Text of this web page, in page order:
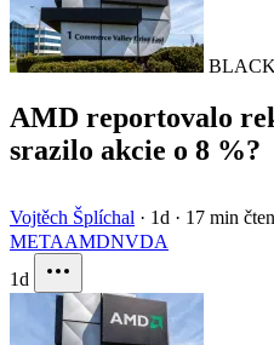
BLACK
AMD reportovalo
srazilo akcie o 8 %?
Vojtěch Šplíchal · 1d · 17 min
METAAMDNVDA
1d